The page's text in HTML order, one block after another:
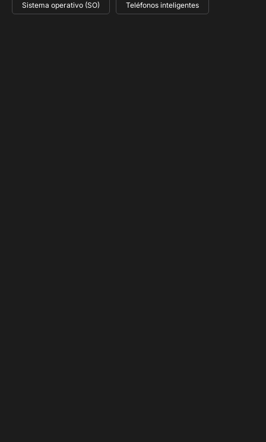
Sistema operativo (SO) Teléfonos inteligentes